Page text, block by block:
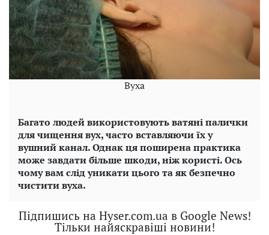
Вуха
Багато людей використовують ватяні палички
для чищення вух, часто вставляючи їх у
вушний канал. Однак ця поширена практика
може завдати більше шкоди, ніж користі. Ось
чому вам слід уникати цього та як безпечно
чистити вуха.
Підпишись на Hyser.com.ua в Google News!
Тільки найяскравіші новини!